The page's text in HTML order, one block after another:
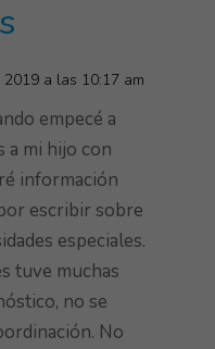
a las 10:17 am
empecé a
a mi hijo con
información
escribir sobre
especiales.
tuve muchas
no se
No